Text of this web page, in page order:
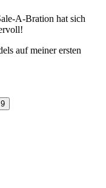
A-Bration hat sich
auf meiner ersten
9